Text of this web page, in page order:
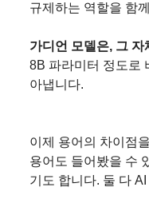
규제하는 역할을 함
가디언 모델은, 그
8B 파라미터 정도로
아냅니다.
이제 용어의 차이점
용어도 들어봤을 수
기도 합니다. 둘 다